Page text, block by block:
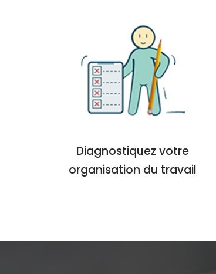
Diagnostiquez votre
organisation du travail